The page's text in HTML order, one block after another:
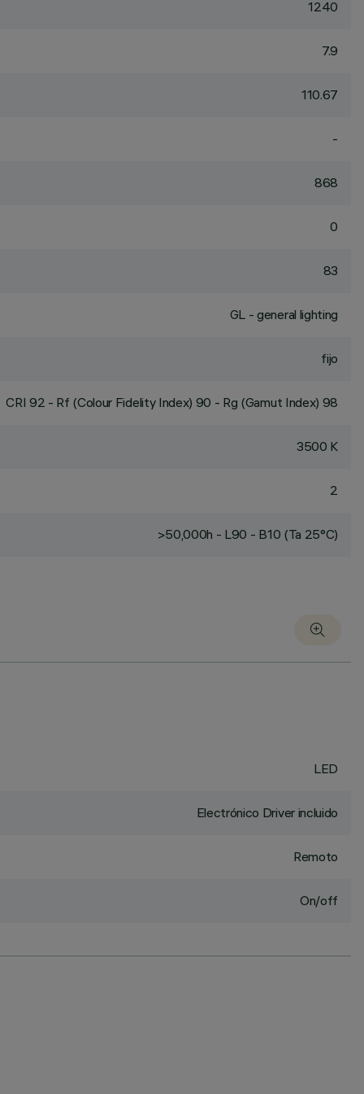
1240
7.9
110.67
-
868
0
83
GL - general lighting
fijo
CRI 92 - Rf (Colour Fidelity Index) 90 - Rg (Gamut Index) 98
3500 K
2
>50,000h - L90 - B10 (Ta 25°C)
LED
Electrónico Driver incluido
Remoto
On/off